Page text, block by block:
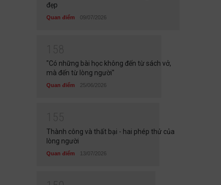
đẹp
Quan điểm 09/07/2026
"Có những bài học không đến từ sách vở,
mà đến từ lòng người"
Quan điểm 25/06/2026
Thành công và thất bại - hai phép thử của
lòng người
Quan điểm 13/07/2026